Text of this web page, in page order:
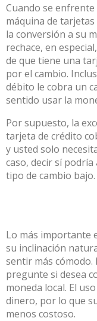
Cuando se
máquina de
la conversión a su
rechace, en
de que tiene una
por el cambio.
débito le cobra un
sentido usar la
Por supuesto, la
tarjeta de crédito
y usted solo
caso, decir sí
tipo de cambio bajo.
Lo más importante
su inclinación
sentir más cómodo.
pregunte si desea
moneda local. El
dinero, por lo que
menos costoso.